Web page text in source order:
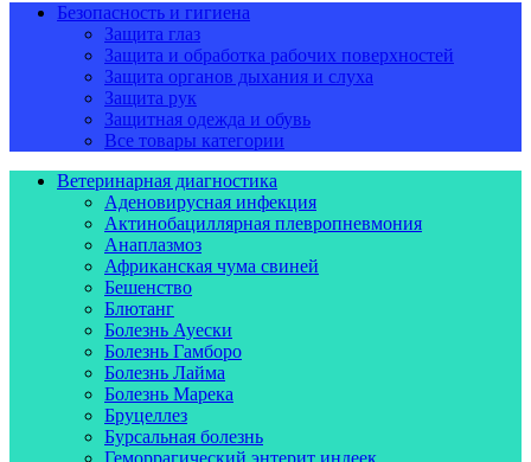
Безопасность и гигиена
Защита глаз
Защита и обработка рабочих поверхностей
Защита органов дыхания и слуха
Защита рук
Защитная одежда и обувь
Все товары категории
Ветеринарная диагностика
Аденовирусная инфекция
Актинобациллярная плевропневмония
Анаплазмоз
Африканская чума свиней
Бешенство
Блютанг
Болезнь Ауески
Болезнь Гамборо
Болезнь Лайма
Болезнь Марека
Бруцеллез
Бурсальная болезнь
Геморрагический энтерит индеек